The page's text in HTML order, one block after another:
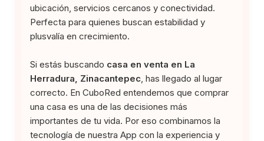
ubicación, servicios cercanos y conectividad.
Perfecta para quienes buscan estabilidad y
plusvalía en crecimiento.
Si estás buscando casa en venta en La
Herradura, Zinacantepec , has llegado al lugar
correcto. En CuboRed entendemos que comprar
una casa es una de las decisiones más
importantes de tu vida. Por eso combinamos la
tecnología de nuestra App con la experiencia y